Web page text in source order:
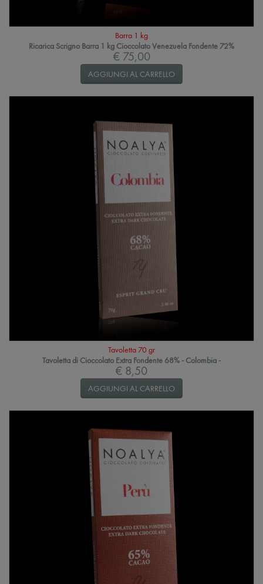
Barra 1 kg
Ricarica Scrigno Barra 1 kg Cioccolato Venezuela Fondente 72%
€ 75,00
AGGIUNGI AL CARRELLO
Tavoletta 70 gr
Tavoletta di Cioccolato Extra Fondente 68% - Colombia -
€ 8,50
AGGIUNGI AL CARRELLO